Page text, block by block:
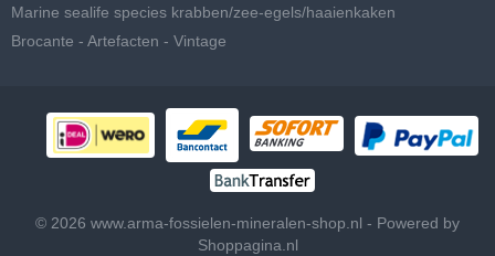
Marine sealife species krabben/zee-egels/haaienkaken
Brocante - Artefacten - Vintage
© 2026 www.arma-fossielen-mineralen-shop.nl - Powered by
Shoppagina.nl